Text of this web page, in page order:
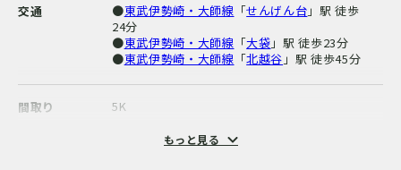
交通 ●東武伊勢崎・大師線 「せんげん台 」駅 徒歩
24分
●東武伊勢崎・大師線 「大袋 」駅 徒歩23分
●東武伊勢崎・大師線 「北越谷 」駅 徒歩45分
間取り 5K
もっと見る